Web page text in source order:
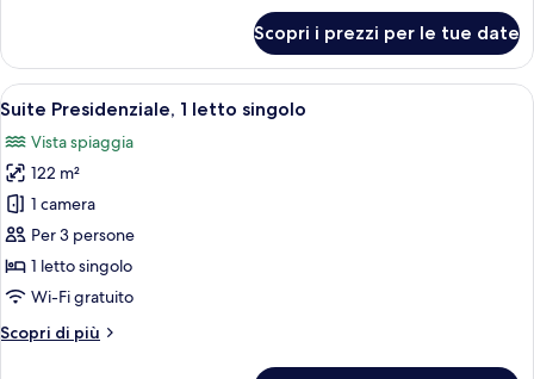
Club
Scopri i prezzi per le tue date
Apri
tutte
le
foto
per
Suite
Presidenziale,
1
singolo
Una camera d'albergo con zona
16
Suite Presidenziale, 1 letto singolo
Vista spiaggia
122 m²
1 camera
Per 3 persone
1 letto singolo
Wi-Fi gratuito
Scopri di più
Altri